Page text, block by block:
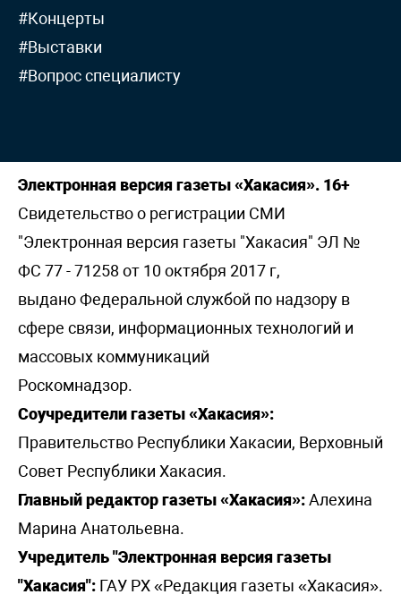
#Концерты
#Выставки
#Вопрос специалисту
Электронная версия газеты «Хакасия». 16+
Свидетельство о регистрации СМИ
"Электронная версия газеты "Хакасия" ЭЛ №
ФС 77 - 71258 от 10 октября 2017 г,
выдано Федеральной службой по надзору в
сфере связи, информационных технологий и
массовых коммуникаций
Роскомнадзор.
Соучредители газеты «Хакасия»:
Правительство Республики Хакасии, Верховный
Совет Республики Хакасия.
Главный редактор газеты «Хакасия»:Алехина
Марина Анатольевна.
Учредитель "Электронная версия газеты
"Хакасия": ГАУ РХ «Редакция газеты «Хакасия».